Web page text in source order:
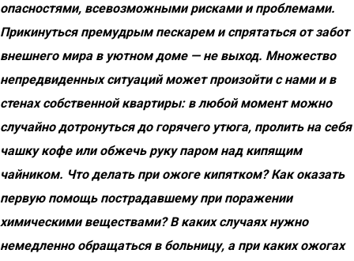
опасностями, всевозможными рисками и проблемами.
Прикинуться премудрым пескарем и спрятаться от забот
внешнего мира в уютном доме — не выход. Множество
непредвиденных ситуаций может произойти с нами и в
стенах собственной квартиры: в любой момент можно
случайно дотронуться до горячего утюга, пролить на себя
чашку кофе или обжечь руку паром над кипящим
чайником. Что делать при ожоге кипятком? Как оказать
первую помощь пострадавшему при поражении
химическими веществами? В каких случаях нужно
немедленно обращаться в больницу, а при каких ожогах